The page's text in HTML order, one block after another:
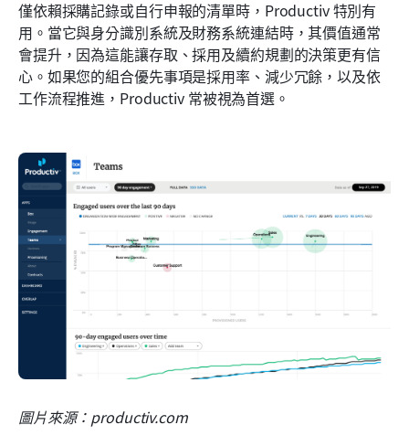
僅依賴採購記錄或自行申報的清單時，Productiv 特別有
用。當它與身分識別系統及財務系統連結時，其價值通常
會提升，因為這能讓存取、採用及續約規劃的決策更有信
心。如果您的組合優先事項是採用率、減少冗餘，以及依
工作流程推進，Productiv 常被視為首選。
圖片來源：productiv.com